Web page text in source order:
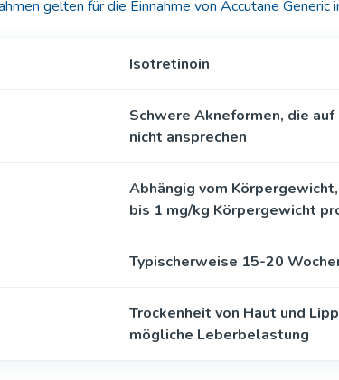
gelten für die Einnahme von Accutane Generic
Isotretinoin
Schwere Akneformen, die
nicht ansprechen
Abhängig vom
bis 1 mg/kg Körpergewicht
Typischerweise 15-20
Trockenheit von Haut und
mögliche Leberbelastung